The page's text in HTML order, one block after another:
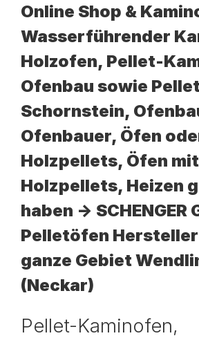
Online Shop &
Wasserführender
Holzofen, Pellet-
Ofenbau sowie
Schornstein,
Ofenbauer, Öfen
Holzpellets, Öfen mit
Holzpellets, Heizen
haben -> SCHENGER
Pelletöfen
ganze Gebiet
(Neckar)
Pellet-Kaminofen,